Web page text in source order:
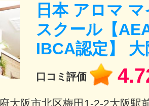
掲載のお問
サイトマッ
日本 アロマ
スクール【
IBCA認定】
口コミ評価
大阪市北区梅田1-2-2大阪駅